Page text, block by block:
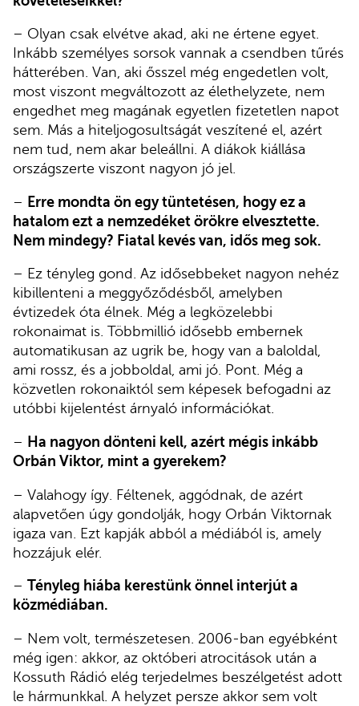
– Olyan csak elvétve akad, aki ne értene egyet.
Inkább személyes sorsok vannak a csendben tűrés
hátterében. Van, aki ősszel még engedetlen volt,
most viszont megváltozott az élethelyzete, nem
engedhet meg magának egyetlen fizetetlen napot
sem. Más a hiteljogosultságát veszítené el, azért
nem tud, nem akar beleállni. A diákok kiállása
országszerte viszont nagyon jó jel.
– Erre mondta ön egy tüntetésen, hogy ez a
hatalom ezt a nemzedéket örökre elvesztette.
Nem mindegy? Fiatal kevés van, idős meg sok.
– Ez tényleg gond. Az idősebbeket nagyon nehéz
kibillenteni a meggyőződésből, amelyben
évtizedek óta élnek. Még a legközelebbi
rokonaimat is. Többmillió idősebb embernek
automatikusan az ugrik be, hogy van a baloldal,
ami rossz, és a jobboldal, ami jó. Pont. Még a
közvetlen rokonaiktól sem képesek befogadni az
utóbbi kijelentést árnyaló információkat.
– Ha nagyon dönteni kell, azért mégis inkább
Orbán Viktor, mint a gyerekem?
– Valahogy így. Féltenek, aggódnak, de azért
alapvetően úgy gondolják, hogy Orbán Viktornak
igaza van. Ezt kapják abból a médiából is, amely
hozzájuk elér.
– Tényleg hiába kerestünk önnel interjút a
közmédiában.
– Nem volt, természetesen. 2006-ban egyébként
még igen: akkor, az októberi atrocitások után a
Kossuth Rádió elég terjedelmes beszélgetést adott
le hármunkkal. A helyzet persze akkor sem volt